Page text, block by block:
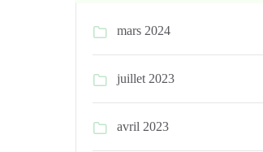
mars 2024
juillet 2023
avril 2023